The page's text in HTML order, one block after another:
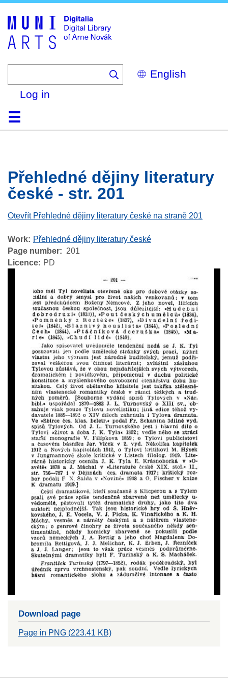
Select
your
Log in
HomeBrowse
Search
About
HelpContactDigitalia
Přehledné dějiny literatury
české - str. 201
Otevřít Přehledné dějiny literatury české na straně 201
Work
Přehledné dějiny literatury české
Page number
201
Licence
PD
Download page
Page in PNG (223.41 KB)